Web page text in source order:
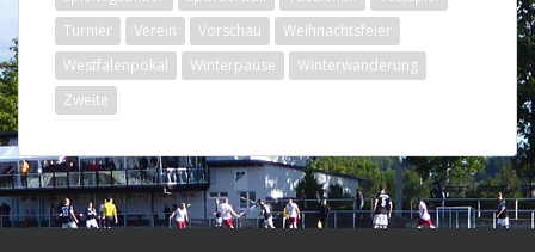
Turnier
Verein Vorschau
Weihnachtsfeier
Westfalenpokal
Winterpause
Winterwanderung
Zweite